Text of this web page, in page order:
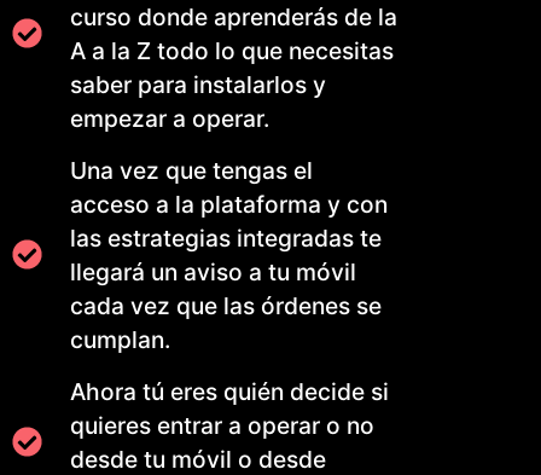
curso donde aprenderás de la
A a la Z todo lo que necesitas
saber para instalarlos y
empezar a operar.
Una vez que tengas el
acceso a la plataforma y con
las estrategias integradas te
llegará un aviso a tu móvil
cada vez que las órdenes se
cumplan.
Ahora tú eres quién decide si
quieres entrar a operar o no
desde tu móvil o desde